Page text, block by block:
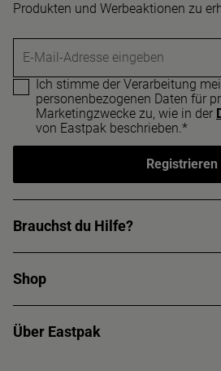
Produkten und Werbeaktionen zu
E-Mail-Adresse eingeben
Ich stimme der Verarbeitung
personenbezogenen Daten für
Marketingzwecke zu, wie in der
von Eastpak beschrieben.*
Registrieren
Brauchst du Hilfe?
Shop
Über Eastpak